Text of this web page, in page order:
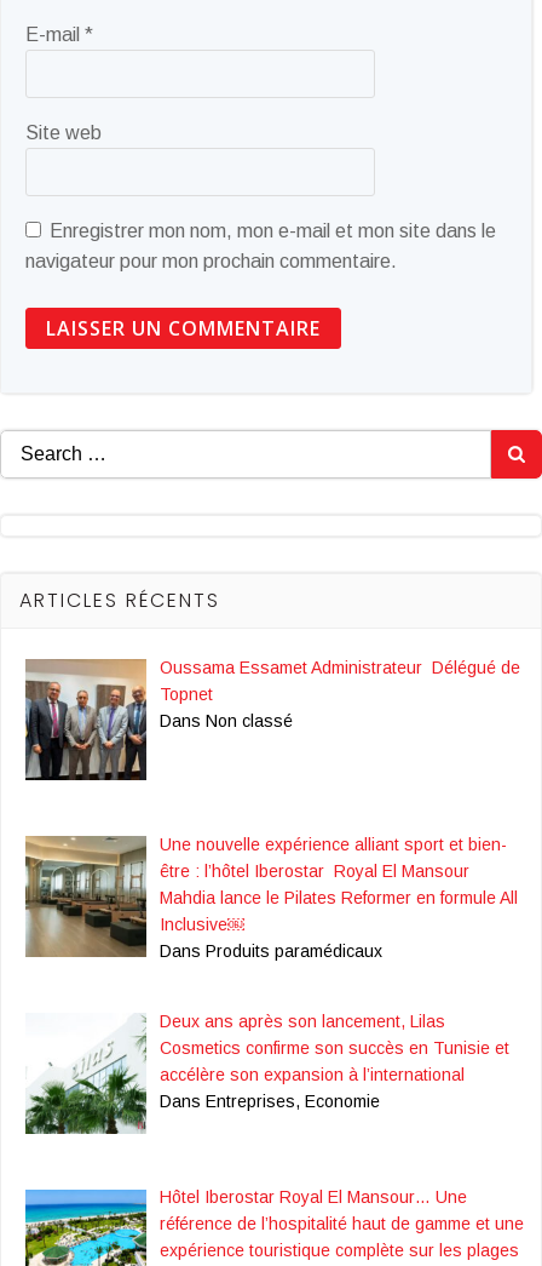
E-mail *
Site web
Enregistrer mon nom, mon e-mail et mon site dans le
navigateur pour mon prochain commentaire.
Search
for:
ARTICLES RÉCENTS
Oussama Essamet Administrateur Délégué de
Topnet
Dans Non classé
Une nouvelle expérience alliant sport et bien-
être : l’hôtel Iberostar Royal El Mansour
Mahdia lance le Pilates Reformer en formule All
Inclusive￼
Dans Produits paramédicaux
Deux ans après son lancement, Lilas
Cosmetics confirme son succès en Tunisie et
accélère son expansion à l’international
Dans Entreprises, Economie
Hôtel Iberostar Royal El Mansour… Une
référence de l’hospitalité haut de gamme et une
expérience touristique complète sur les plages